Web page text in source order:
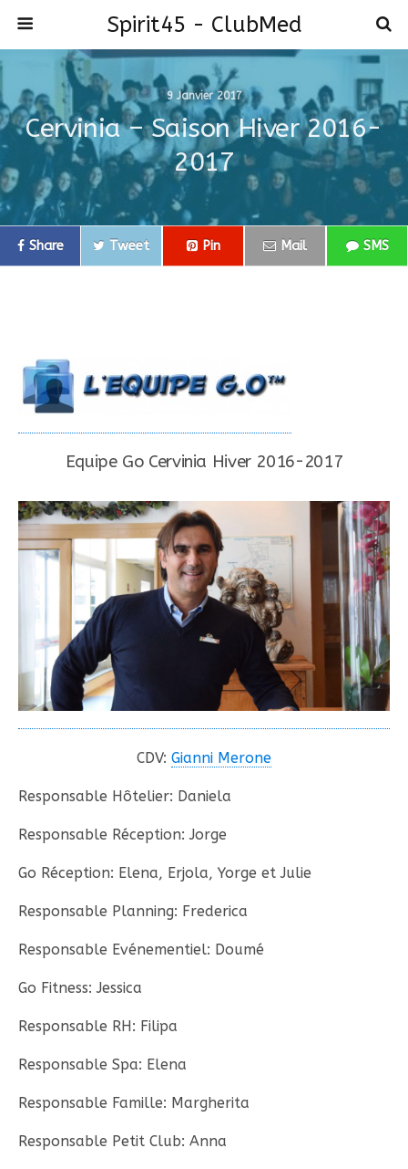
Spirit45 - ClubMed
9 Janvier 2017
Cervinia – Saison Hiver 2016-
2017
Share Tweet Pin Mail SMS
Equipe Go Cervinia Hiver 2016-2017
CDV: Gianni Merone
Responsable Hôtelier: Daniela
Responsable Réception: Jorge
Go Réception: Elena, Erjola, Yorge et Julie
Responsable Planning: Frederica
Responsable Evénementiel: Doumé
Go Fitness: Jessica
Responsable RH: Filipa
Responsable Spa: Elena
Responsable Famille: Margherita
Responsable Petit Club: Anna